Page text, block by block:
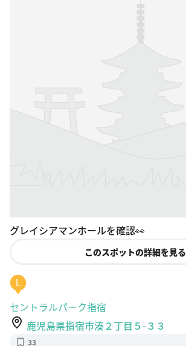
グレイシアマンホールを確認👀
このスポットの詳細を見る
L
セントラルパーク指宿
鹿児島県指宿市湊２丁目５-３３
33